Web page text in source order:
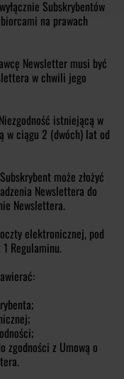
Subskrybentów
na prawach
Newsletter musi być
w chwili jego
istniejącą w
w ciągu 2 (dwóch) lat od
może złożyć
Newslettera do
Newslettera.
elektronicznej, pod
Regulaminu.
zgodności z Umową o